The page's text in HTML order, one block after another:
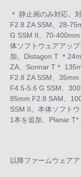
＊ 静止画のみ対応。
F2.8 ZA SSM、28-
G SSM II、70-
体ソフトウェアアッ
加。Distagon T ＊
ZA、Sonnar T＊
F2.8 ZA SSM、
F4.5-5.6 G SSM、
85mm F2.8 SAM、
SSM II。本体ソフト
1本を追加、Planar T*
以降ファームウェア